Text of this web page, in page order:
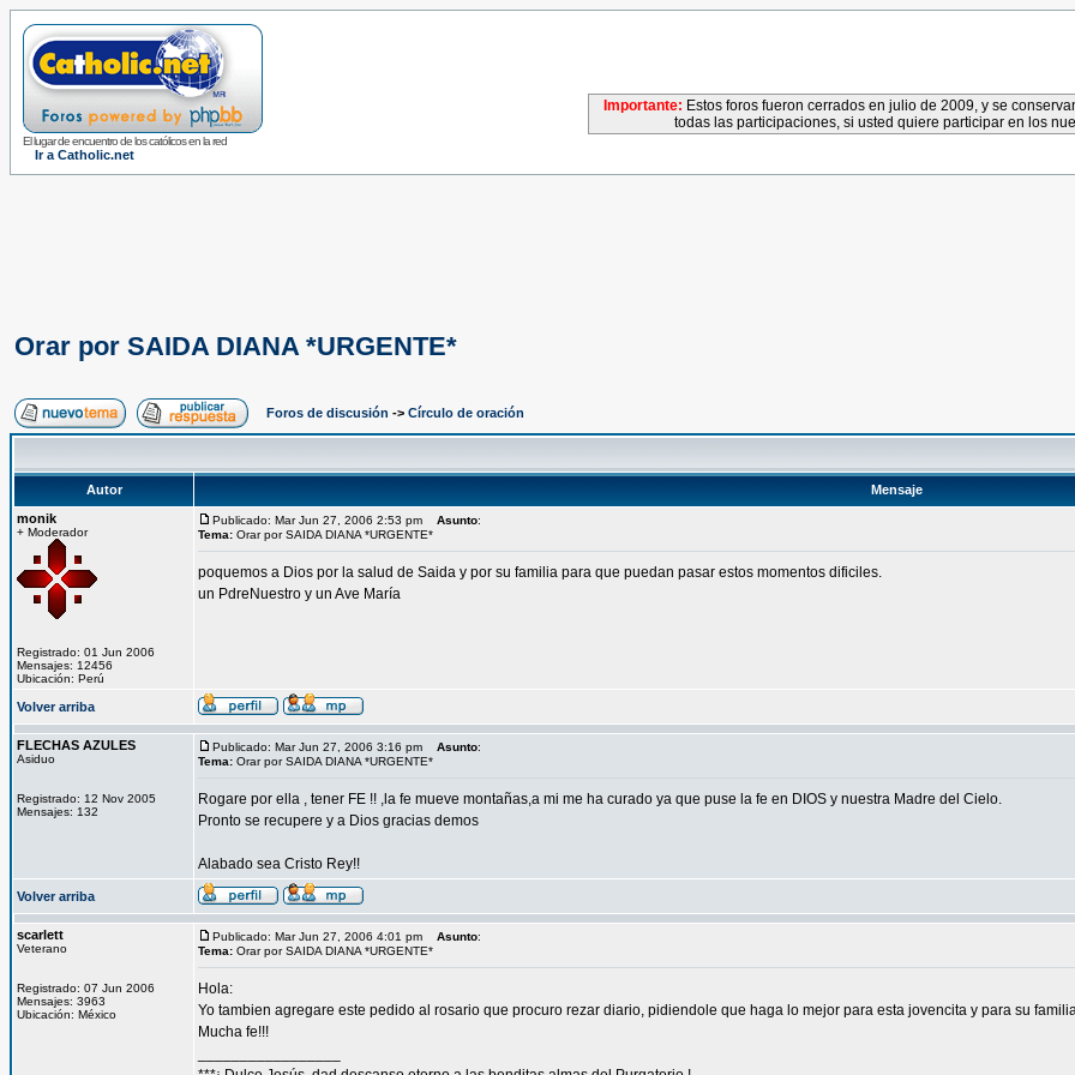
El lugar de encuentro de los católicos en la red
Ir a Catholic.net
Importante: Estos foros fueron cerrados en julio de 2009, y se
todas las participaciones, si usted quiere participar en los
Orar por SAIDA DIANA *URGENTE*
Foros de discusión -> Círculo de oración
Autor
Mensaje
monik
+ Moderador
Registrado: 01 Jun 2006
Mensajes: 12456
Ubicación: Perú
Publicado: Mar Jun 27, 2006 2:53 pm Asunto:
Tema: Orar por SAIDA DIANA *URGENTE*
poquemos a Dios por la salud de Saida y por su familia para que puedan pasar estos momentos dificiles.
un PdreNuestro y un Ave María
Volver arriba
FLECHAS AZULES
Asiduo
Registrado: 12 Nov 2005
Mensajes: 132
Publicado: Mar Jun 27, 2006 3:16 pm Asunto:
Tema: Orar por SAIDA DIANA *URGENTE*
Rogare por ella , tener FE !! ,la fe mueve montañas,a mi me ha curado ya que puse la fe en DIOS y nuestra Madre del Cielo.
Pronto se recupere y a Dios gracias demos
Alabado sea Cristo Rey!!
Volver arriba
scarlett
Veterano
Registrado: 07 Jun 2006
Mensajes: 3963
Ubicación: México
Publicado: Mar Jun 27, 2006 4:01 pm Asunto:
Tema: Orar por SAIDA DIANA *URGENTE*
Hola:
Yo tambien agregare este pedido al rosario que procuro rezar diario, pidiendole que haga lo mejor para esta jovencita y para su
Mucha fe!!!